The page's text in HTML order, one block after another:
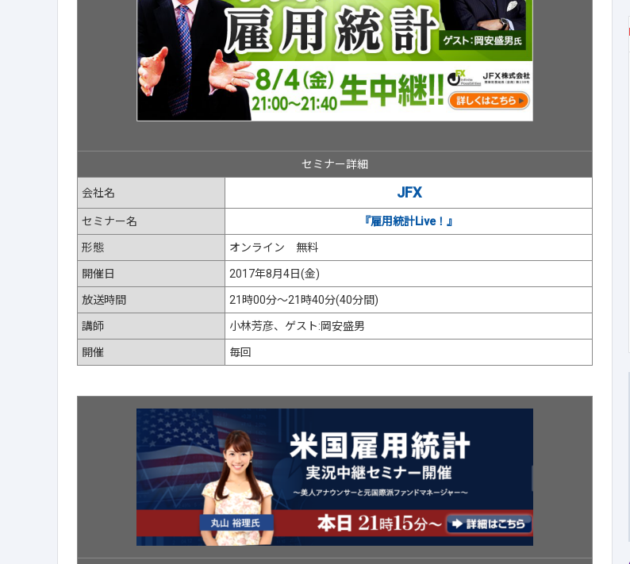
セミナー詳細
会社名 JFX
セミナー名 『雇用統計Live！』
形態 オンライン 無料
開催日 2017年8月4日(金)
放送時間 21時00分～21時40分(40分間)
講師 小林芳彦、ゲスト:岡安盛男
開催 毎回